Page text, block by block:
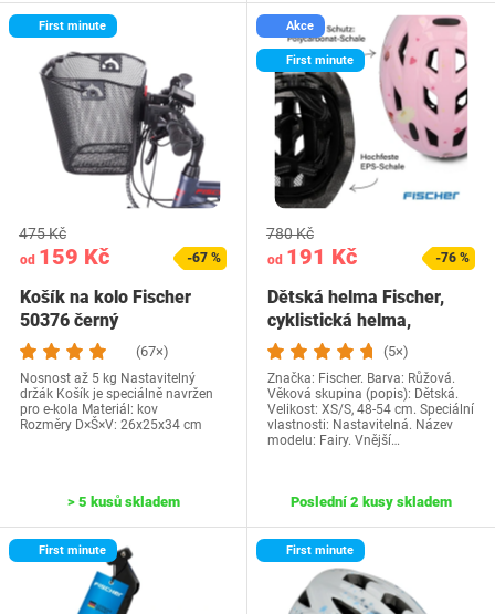
First minute
od 159 Kč
475 Kč
-67 %
Košík na kolo Fischer
50376 černý
(67×)
Nosnost až 5 kg Nastavitelný
držák Košík je speciálně navržen
pro e-kola Materiál: kov
Rozměry D×Š×V: 26x25x34 cm
> 5 kusů skladem
Akce
First minute
od 191 Kč
780 Kč
-76 %
Dětská helma Fischer,
cyklistická helma,
mládežnická helma…
(5×)
Značka: Fischer. Barva: Růžová.
Věková skupina (popis): Dětská.
Velikost: XS/S, 48-54 cm. Speciální
vlastnosti: Nastavitelná. Název
modelu: Fairy. Vnější…
Poslední 2 kusy skladem
First minute First minute